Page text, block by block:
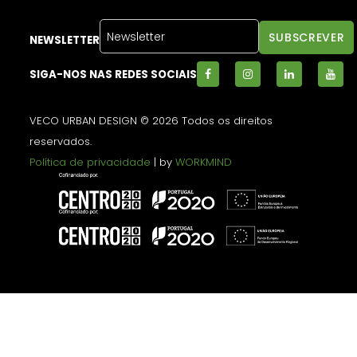
NEWSLETTER
SIGA-NOS NAS REDES SOCIAIS
VECO URBAN DESIGN © 2026 Todos os direitos
reservados.
Política de privacidade | byWORKMIND